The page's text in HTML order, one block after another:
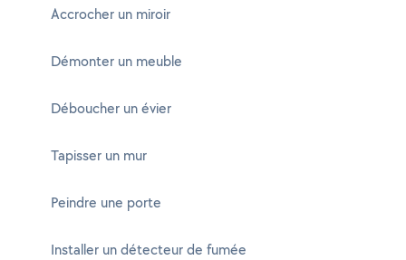
Accrocher un miroir
Démonter un meuble
Déboucher un évier
Tapisser un mur
Peindre une porte
Installer un détecteur de fumée